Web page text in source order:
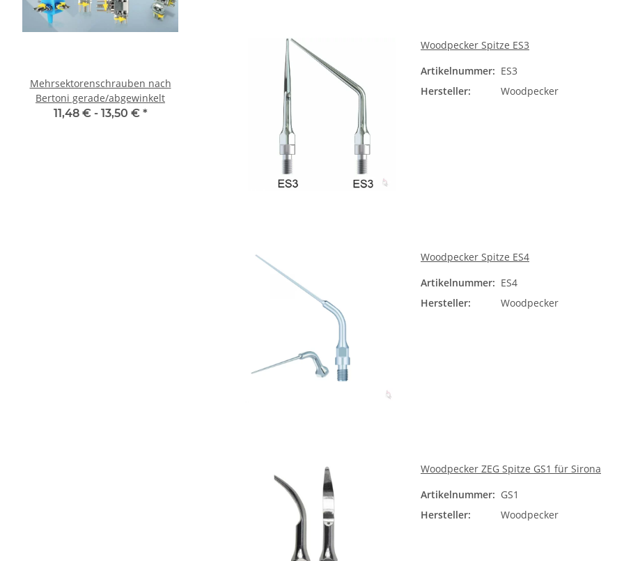
Woodpecker Spitze ES3
Artikelnummer: ES3
Hersteller:
Woodpecker
Woodpecker Spitze ES4
Artikelnummer: ES4
Hersteller:
Woodpecker
Woodpecker ZEG Spitze GS1 für Sirona
Artikelnummer: GS1
Hersteller:
Woodpecker
Mehrsektorenschrauben nach
Bertoni gerade/abgewinkelt
11,48 € - 13,50 € *
Schlauch Hauptventil
Woodpecker® AP-A / AP-B
6,59 €
Polymerisationslampe LED-H